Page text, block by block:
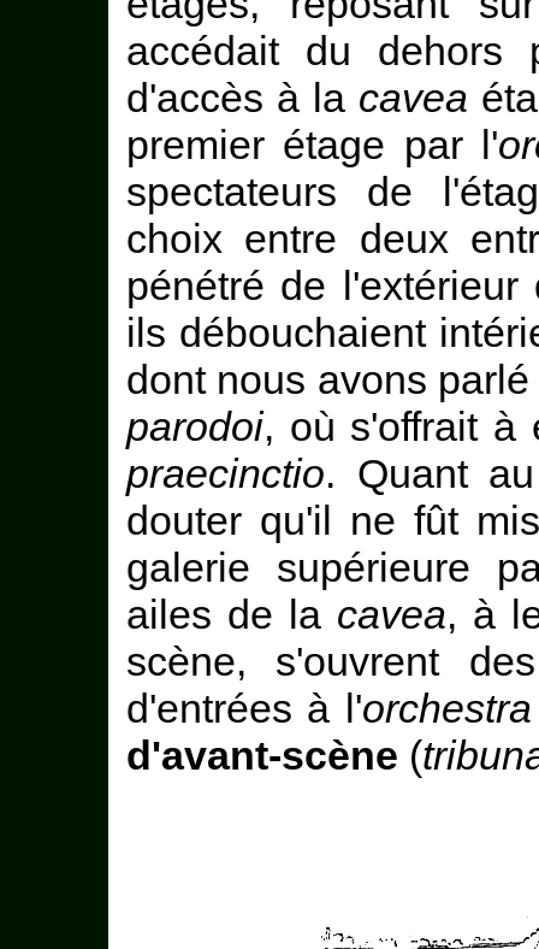
accédait du dehors
d'accès à la cavea
premier étage par l'
spectateurs de
choix entre deux
pénétré de
ils débouchaient
dont nous avons
parodoi, où s'offrait à
praecinctio. Quant
douter qu'il ne fût
galerie supérieure
ailes de la cavea, à
scène, s'ouvrent
d'entrées à l'orchestra
d'avant-scène (